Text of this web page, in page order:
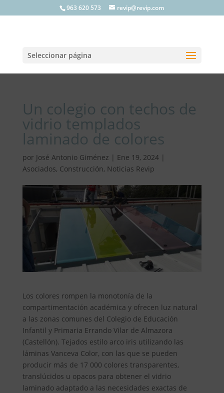
963 620 573 revip@revip.com
Seleccionar página
Un colegio con techos de
vidrio templados
laminado de colores
por José Antonio Giménez | Ene 19, 2024|
Asociados, Construcción, Noticias Revip
Los colores rompen la monotonía de la
compartimentación académica y ofrecen luz natural
a las zonas comunes del Colegio de Educación
Infantil y Primaria Errando Vilar de Almazora
(Castellón). Tejados estilo arco iris utilizando las
láminas Vanceva Color, con las que se pueden
producir más de 17 000 colores transparentes,
translúcidos u opacos para obtener el vidrio
laminado adaptado a las necesidades exactas de